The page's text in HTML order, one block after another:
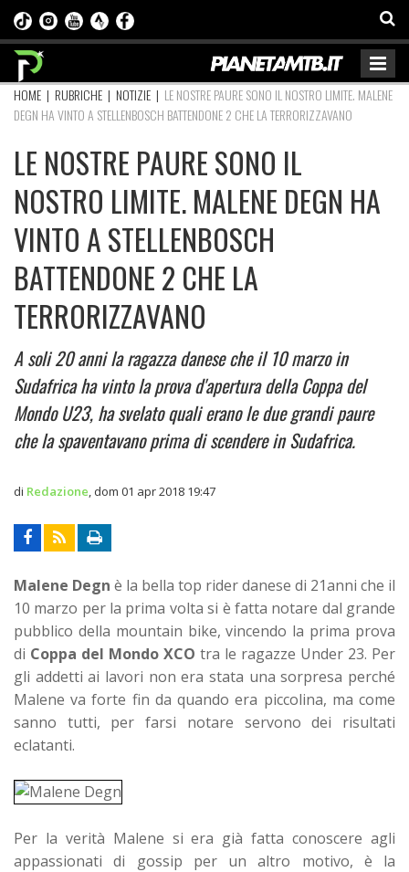
HOME | RUBRICHE | NOTIZIE | LE NOSTRE PAURE SONO IL NOSTRO LIMITE. MALENE
DEGN HA VINTO A STELLENBOSCH BATTENDONE 2 CHE LA TERRORIZZAVANO
LE NOSTRE PAURE SONO IL
NOSTRO LIMITE. MALENE DEGN HA
VINTO A STELLENBOSCH
BATTENDONE 2 CHE LA
TERRORIZZAVANO
A soli 20 anni la ragazza danese che il 10 marzo in
Sudafrica ha vinto la prova d'apertura della Coppa del
Mondo U23, ha svelato quali erano le due grandi paure
che la spaventavano prima di scendere in Sudafrica.
di Redazione dom 01 apr 2018 19:47
Malene Degn è la bella top rider danese di 21anni che il
10 marzo per la prima volta si è fatta notare dal grande
pubblico della mountain bike, vincendo la prima prova
di Coppa del Mondo XCO tra le ragazze Under 23. Per
gli addetti ai lavori non era stata una sorpresa perché
Malene va forte fin da quando era piccolina, ma come
sanno tutti, per farsi notare servono dei risultati
eclatanti.
Per la verità Malene si era già fatta conoscere agli
appassionati di gossip per un altro motivo, è la